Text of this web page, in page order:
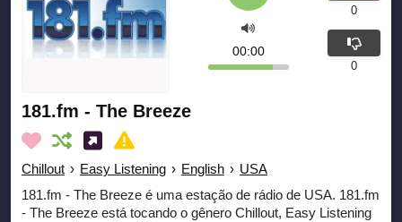
181.fm - The Breeze
Chillout › Easy Listening › English › USA
181.fm - The Breeze é uma estação de rádio de USA. 181.fm
- The Breeze está tocando o gênero Chillout, Easy Listening
00:00
0
0